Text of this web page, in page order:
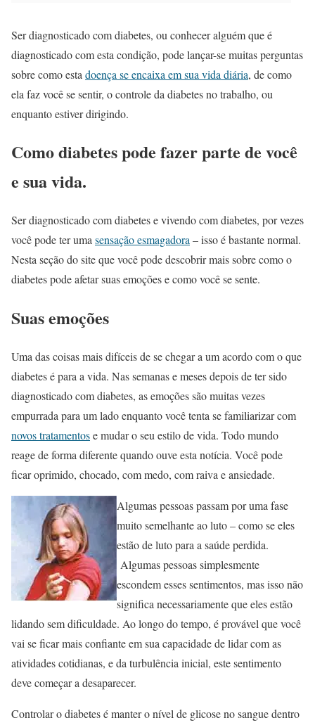
Ser diagnosticado com diabetes, ou conhecer alguém que é
diagnosticado com esta condição, pode lançar-se muitas perguntas
sobre como esta doença se encaixa em sua vida diária, de como
ela faz você se sentir, o controle da diabetes no trabalho, ou
enquanto estiver dirigindo.
Como diabetes pode fazer parte de você
e sua vida.
Ser diagnosticado com diabetes e vivendo com diabetes, por vezes
você pode ter umasensação esmagadora– isso é bastante normal.
Nesta seção do site que você pode descobrir mais sobre como o
diabetes pode afetar suas emoções e como você se sente.
Suas emoções
Uma das coisas mais difíceis de se chegar a um acordo com o que
diabetes é para a vida. Nas semanas e meses depois de ter sido
diagnosticado com diabetes, as emoções são muitas vezes
empurrada para um lado enquanto você tenta se familiarizar com
novos tratamentose mudar o seu estilo de vida. Todo mundo
reage de forma diferente quando ouve esta notícia. Você pode
ficar oprimido, chocado, com medo, com raiva e ansiedade.
Algumas pessoas passam por uma fase
muito semelhante ao luto – como se eles
estão de luto para a saúde perdida.
Algumas pessoas simplesmente
escondem esses sentimentos, mas isso não
significa necessariamente que eles estão
lidando sem dificuldade. Ao longo do tempo, é provável que você
vai se ficar mais confiante em sua capacidade de lidar com as
atividades cotidianas, e da turbulência inicial, este sentimento
deve começar a desaparecer.
Controlar o diabetes é manter o nível de glicose no sangue dentro